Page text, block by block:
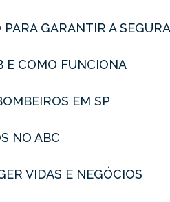
PARA GARANTIR A
E COMO FUNCIONA
EM SP
NO ABC
VIDAS E NEGÓCIOS